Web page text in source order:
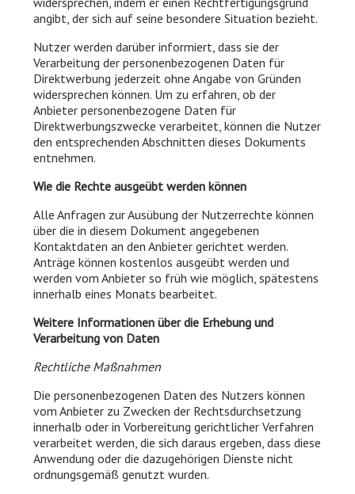
angibt, der sich auf seine besondere Situation bezieht.
Nutzer werden darüber informiert, dass sie der
Verarbeitung der personenbezogenen Daten für
Direktwerbung jederzeit ohne Angabe von Gründen
widersprechen können. Um zu erfahren, ob der
Anbieter personenbezogene Daten für
Direktwerbungszwecke verarbeitet, können die Nutzer
den entsprechenden Abschnitten dieses Dokuments
entnehmen.
Wie die Rechte ausgeübt werden können
Alle Anfragen zur Ausübung der Nutzerrechte können
über die in diesem Dokument angegebenen
Kontaktdaten an den Anbieter gerichtet werden.
Anträge können kostenlos ausgeübt werden und
werden vom Anbieter so früh wie möglich, spätestens
innerhalb eines Monats bearbeitet.
Weitere Informationen über die Erhebung und
Verarbeitung von Daten
Rechtliche Maßnahmen
Die personenbezogenen Daten des Nutzers können
vom Anbieter zu Zwecken der Rechtsdurchsetzung
innerhalb oder in Vorbereitung gerichtlicher Verfahren
verarbeitet werden, die sich daraus ergeben, dass diese
Anwendung oder die dazugehörigen Dienste nicht
ordnungsgemäß genutzt wurden.